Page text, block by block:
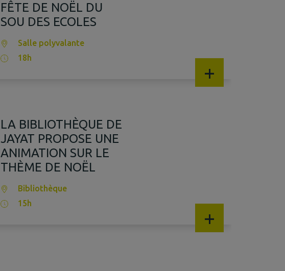
FÊTE DE NOËL DU
SOU DES ECOLES
Salle polyvalante
18h
+
LA BIBLIOTHÈQUE DE
JAYAT PROPOSE UNE
ANIMATION SUR LE
THÈME DE NOËL
Bibliothèque
15h
+